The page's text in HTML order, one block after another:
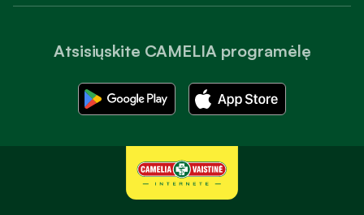
Atsisiųskite CAMELIA programėlę